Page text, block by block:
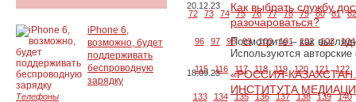
72 73 74 75 76 77 78 79 80 81 82
96 97 98 99 100 101 102 103 104
115 116 117 118 119 120 121 122
133 134 135 136 137 138 139 140
20.12.23
Как выбрать службу
разочароваться?
Посмотрите – как
Используются
18.09.23
«РОССИЯ-
ИНСТИТУТА
iPhone 6,
возможно, будет
поддерживать
беспроводную
зарядку
Телефоны